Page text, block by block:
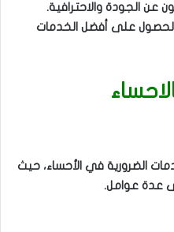
عن الجودة والاحترافية.
على أفضل الخدمات
الضرورية في الأحساء، حيث
عدة عوامل.